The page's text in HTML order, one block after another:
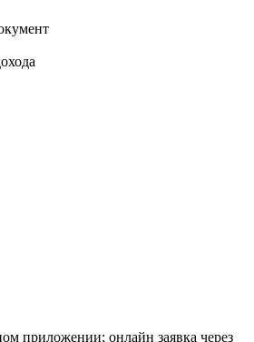
приложении; онлайн заявка через